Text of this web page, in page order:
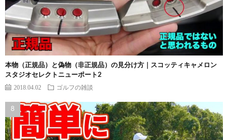
本物（正規品）と偽物（非正規品）の見分け方｜スコッティキャメロン
スタジオセレクトニューポート2
2018.04.02 ゴルフの雑談